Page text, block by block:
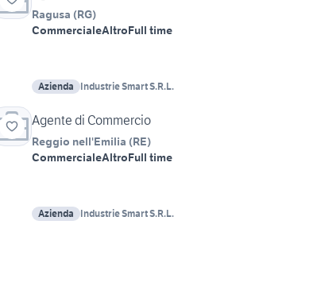
Ragusa (RG)
CommercialeAltroFull time
Azienda Industrie Smart S.R.L.
Agente di Commercio
Reggio nell'Emilia (RE)
CommercialeAltroFull time
Azienda Industrie Smart S.R.L.